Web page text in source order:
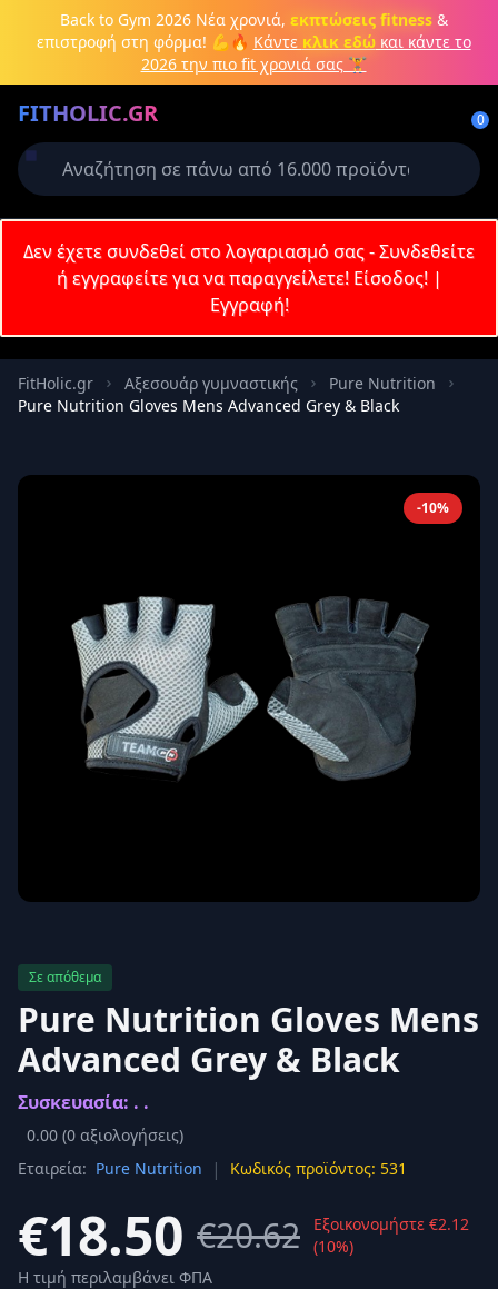
Μετάβαση στο κύριο περιεχόμενο
Back to Gym 2026Νέα χρονιά, εκπτώσεις fitness&
επιστροφή στη φόρμα! 💪🔥 Κάντε κλικ εδώκαι κάντε το
2026 την πιο fit χρονιά σας 🏋️
FITHOLIC.GR 0
Πρωτεΐνες Pre-Workout Aμινοξέα Καύση λίπους
Δεν έχετε συνδεθεί στο λογαριασμό σας - Συνδεθείτε
ή εγγραφείτε για να παραγγείλετε! Είσοδος!|
Εγγραφή!
FitHolic.gr Αξεσουάρ γυμναστικής
Pure Nutrition
Pure Nutrition Gloves Mens Advanced Grey & Black
-10%
Σε απόθεμα
Pure Nutrition Gloves Mens
Advanced Grey & Black
Συσκευασία: . .
0.00 (0 αξιολογήσεις)
Εταιρεία: Pure Nutrition | Κωδικός προϊόντος: 531
€18.50 €20.62
Εξοικονομήστε €2.12
(10%)
Η τιμή περιλαμβάνει ΦΠΑ
Δημιουργήστε λογαριασμό ή
Απαιτείται για την ολοκλήρωση της
παραγγελίας σας
Σύνδεση Εγγραφή
Κωδικός
Ξεχάσατε τον κωδικό σας;
Δεν έχετε λογαριασμό; Εγγραφείτε εδώ
Επιστροφή Ασφαλής σύνδεση